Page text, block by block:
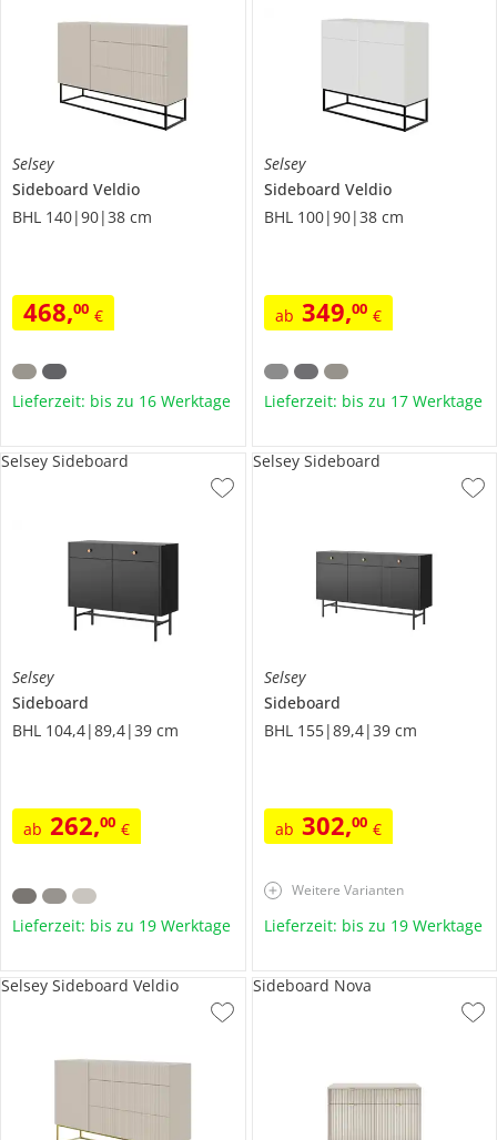
Selsey
Sideboard Veldio
BHL 140|90|38 cm
468,00 €
Lieferzeit: bis zu 16 Werktage
Selsey
Sideboard Veldio
BHL 100|90|38 cm
ab 349,00 €
Lieferzeit: bis zu 17 Werktage
Selsey
Sideboard
BHL 104,4|89,4|39 cm
ab 262,00 €
Selsey Sideboard
Lieferzeit: bis zu 19 Werktage
Selsey
Sideboard
BHL 155|89,4|39 cm
ab 302,00 €
Selsey Sideboard
Weitere Varianten
Lieferzeit: bis zu 19 Werktage
Selsey Sideboard Veldio Sideboard Nova